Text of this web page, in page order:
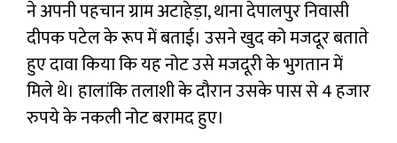
ने अपनी पहचान ग्राम अटाहेड़ा, थाना देपालपुर निवासी
दीपक पटेल के रूप में बताई। उसने खुद को मजदूर बताते
हुए दावा किया कि यह नोट उसे मजदूरी के भुगतान में
मिले थे। हालांकि तलाशी के दौरान उसके पास से 4 हजार
रुपये के नकली नोट बरामद हुए।